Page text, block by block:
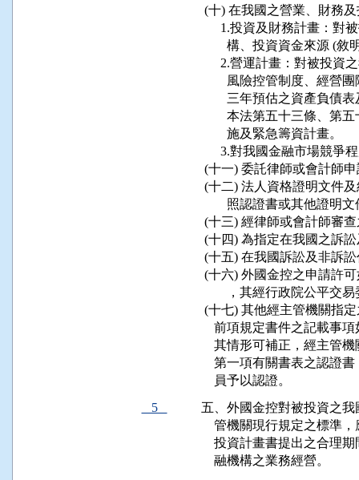
(十) 在我國之營業、財務
1.投資及財務計畫：
構、投資資金來源 (
2.營運計畫：對被投
風險控管制度、經
三年預估之資產負債
本法第五十三條、
        施及緊急籌資計畫。
3.對我國金融市場競
(十一) 委託律師或會計師
(十二) 法人資格證明文件
照認證書或其他證明
(十三) 經律師或會計師審
(十四) 為指定在我國之訴
(十五) 在我國訴訟及非訴
(十六) 外國金控之申請許
，其經行政院公平
(十七) 其他經主管機關指
前項規定書件之記載事
其情形可補正，經主管
第一項有關書表之認證
    員予以認證。
5
五、外國金控對被投資之
管機關現行規定之標準
投資計畫書提出之合理
    融機構之業務經營。